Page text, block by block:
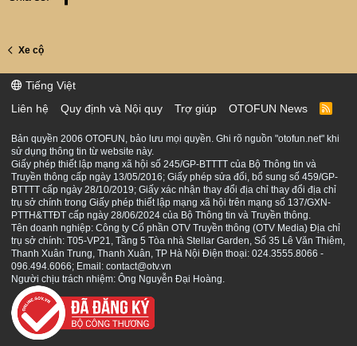
Xe cộ
Tiếng Việt
Liên hệ
Quy định và Nội quy Trợ giúp OTOFUN News
R
S
Bản quyền 2006 OTOFUN, bảo lưu mọi quyền. Ghi rõ nguồn "otofun.net" khi
sử dụng thông tin từ website này.
Giấy phép thiết lập mạng xã hội số 245/GP-BTTTT của Bộ Thông tin và
Truyền thông cấp ngày 13/05/2016; Giấy phép sửa đổi, bổ sung số 459/GP-
BTTTT cấp ngày 28/10/2019; Giấy xác nhận thay đổi địa chỉ thay đổi địa chỉ
trụ sở chính trong Giấy phép thiết lập mạng xã hội trên mạng số 137/GXN-
PTTH&TTĐT cấp ngày 28/06/2024 của Bộ Thông tin và Truyền thông.
Tên doanh nghiệp: Công ty Cổ phần OTV Truyền thông (OTV Media) Địa chỉ
trụ sở chính: T05-VP21, Tầng 5 Tòa nhà Stellar Garden, Số 35 Lê Văn Thiêm,
Thanh Xuân Trung, Thanh Xuân, TP Hà Nội Điện thoại: 024.3555.8066 -
096.494.6066; Email: contact@otv.vn
Người chịu trách nhiệm: Ông Nguyễn Đại Hoàng.